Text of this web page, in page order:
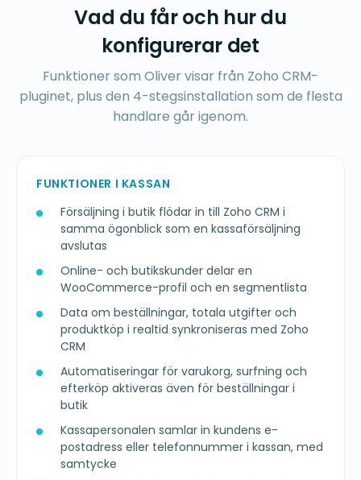
Vad du får och hur du
konfigurerar det
Funktioner som Oliver visar från Zoho CRM-
pluginet, plus den 4-stegsinstallation som de flesta
handlare går igenom.
FUNKTIONER I KASSAN
Försäljning i butik flödar in till Zoho CRM i
samma ögonblick som en kassaförsäljning
avslutas
Online- och butikskunder delar en
WooCommerce-profil och en segmentlista
Data om beställningar, totala utgifter och
produktköp i realtid synkroniseras med Zoho
CRM
Automatiseringar för varukorg, surfning och
efterköp aktiveras även för beställningar i
butik
Kassapersonalen samlar in kundens e-
postadress eller telefonnummer i kassan, med
samtycke